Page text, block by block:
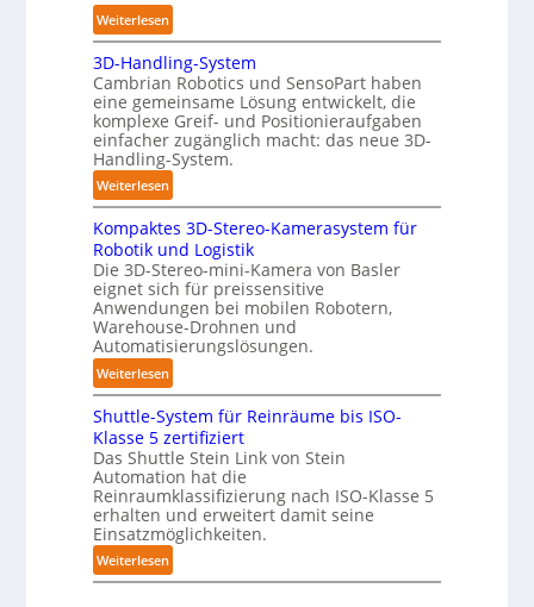
P
o
l
y
m
e
r
l
a
g
e
r
f
ü
r
T
a
c
h
r
o
b
o
t
e
Weiterlesen:
A
u
t
o
m
a
t
i
s
i
e
r
u
n
g
s
r
e
f
f
2
0
2
6
3D-Handling-System
Cambrian Robotics und SensoPart haben
eine gemeinsame Lösung entwickelt, die
komplexe Greif- und Positionieraufgaben
einfacher zugänglich macht: das neue 3D-
Handling-System.
Weiterlesen:
3
D
-
H
a
n
d
l
i
n
g
-
S
y
s
t
e
Kompaktes 3D-Stereo-Kamerasystem für
Robotik und Logistik
Die 3D-Stereo-mini-Kamera von Basler
eignet sich für preissensitive
Anwendungen bei mobilen Robotern,
Warehouse-Drohnen und
Automatisierungslösungen.
Weiterlesen:
K
o
m
p
a
k
t
e
s
Shuttle-System für Reinräume bis ISO-
Klasse 5 zertifiziert
Das Shuttle Stein Link von Stein
Automation hat die
Reinraumklassifizierung nach ISO-Klasse 5
erhalten und erweitert damit seine
Einsatzmöglichkeiten.
Weiterlesen:
S